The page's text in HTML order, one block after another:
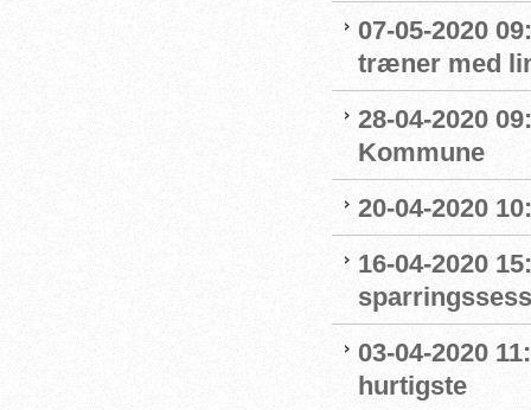
07-05-2020
træner med
28-04-2020
Kommune
20-04-2020
16-04-2020
03-04-2020
hurtigste